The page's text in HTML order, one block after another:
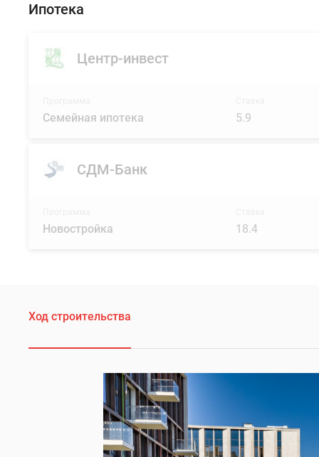
Ипотека
Центр-инвест
Семейная ипотека 5.9
СДМ-Банк
Новостройка 18.4
Ход строительства